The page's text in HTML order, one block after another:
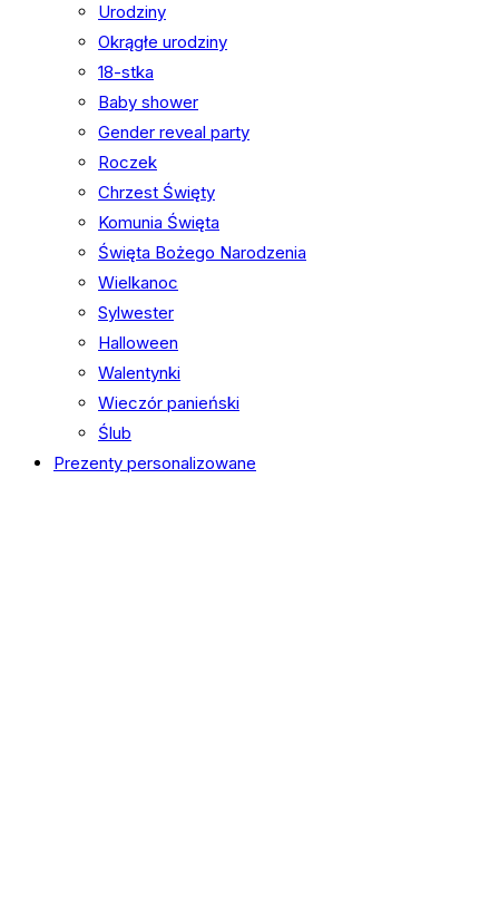
Urodziny
Okrągłe urodziny
18-stka
Baby shower
Gender reveal party
Roczek
Chrzest Święty
Komunia Święta
Święta Bożego Narodzenia
Wielkanoc
Sylwester
Halloween
Walentynki
Wieczór panieński
Ślub
Prezenty personalizowane